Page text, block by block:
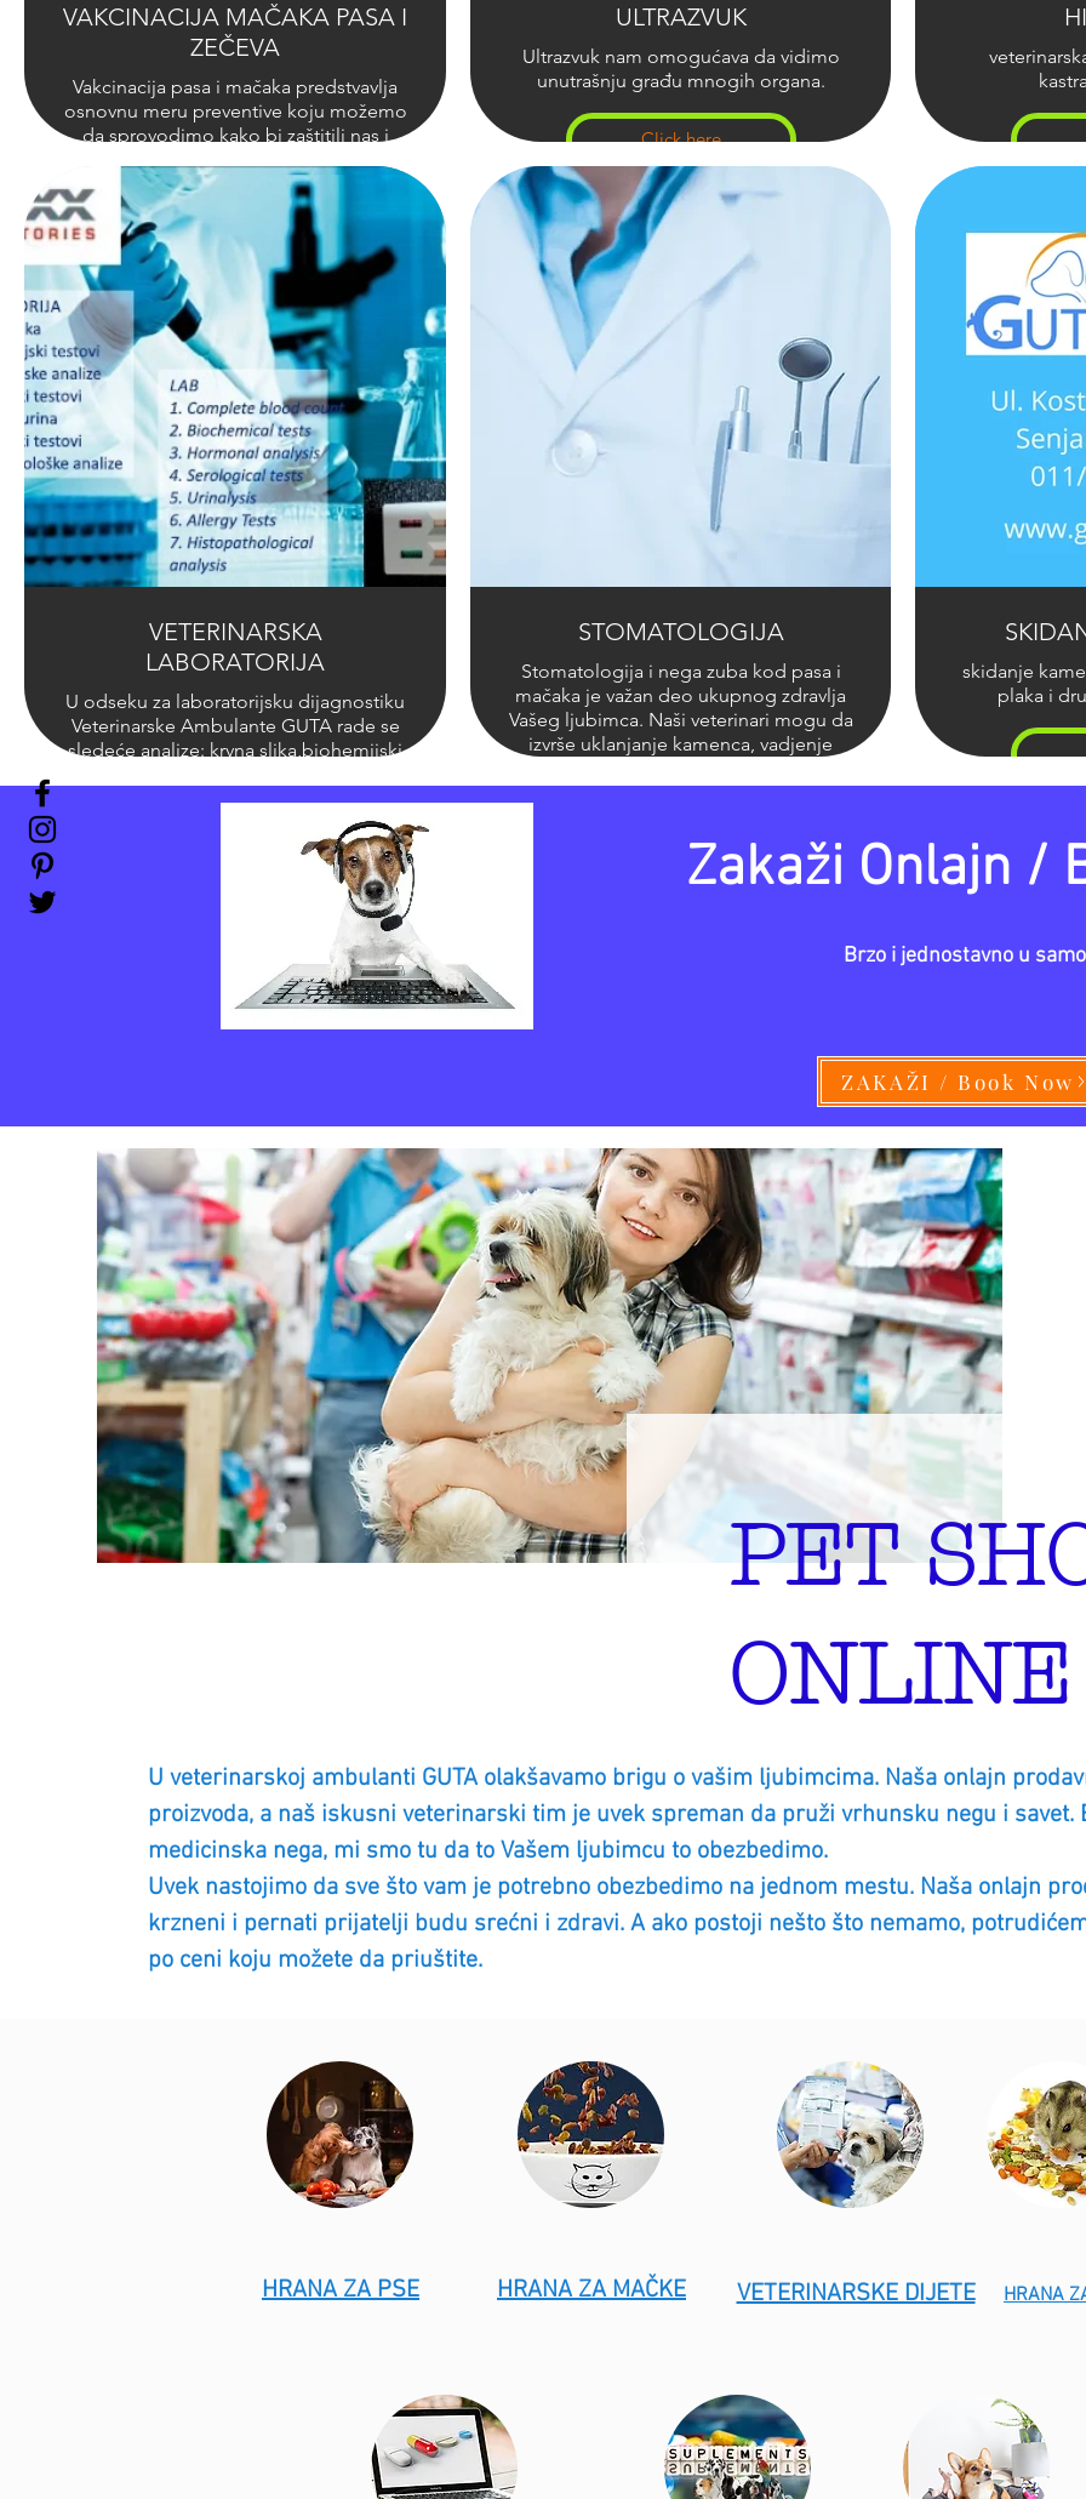
VAKCINACIJA MAČAKA PASA I
ZEČEVA
Vakcinacija pasa i mačaka predstvavlja
osnovnu meru preventive koju možemo
da sprovodimo kako bi zaštitili nas i
bolesti kojima smo svi izloženi. Na ovoj
stranici izneli smo protokol koji
sprovodimo u Veterinarskoj Ambulanti
GUTA, kratak opis bolesti i najčešće
postavljena pitanja koja dobijamo u
svakodnevnom radu i kontaktu sa
odgajivačima i vlasnicima.
Click here
ULTRAZVUK
Ultrazvuk nam omogućava da vidimo
unutrašnju građu mnogih organa.
Click here
VETERINARSKA
LABORATORIJA
U odseku za laboratorijsku dijagnostiku
Veterinarske Ambulante GUTA rade se
sledeće analize: krvna slika,biohemijski
protiv virusa besnila ( FVN test ),
štenećaka,mačije kuge, bruceloze,
herpes virusa i leptospiroze, hormonske
analize, analiza urina, serološki testovi i
citologija ( FNA- fine needle biopcy ),
vaginalni razmati, krvni razmazi preparati
iz otiska tkiva, citološki pregledi
punktata abdomena, grudne duplje,
cerebrospinalne tečnosti.
STOMATOLOGIJA
Stomatologija i nega zuba kod pasa i
mačaka je važan deo ukupnog zdravlja
Vašeg ljubimca. Naši veterinari mogu da
izvrše uklanjanje kamenca, vadjenje
kod pasa i mačaka kako bi pomogli da
Click here
skidanje
plaka i
Zakaži Onlajn /
Brzo i jednostavno u
ZAKAŽI / Book Now
PET
ONLINE
U veterinarskoj ambulanti GUTA olakšavamo brigu o vašim ljubimcima. Naša onlajn
proizvoda, a naš iskusni veterinarski tim je uvek spreman da pruži vrhunsku negu i
medicinska nega, mi smo tu da to Vašem ljubimcu to obezbedimo.
Uvek nastojimo da sve što vam je potrebno obezbedimo na jednom mestu. Naša onlajn
krzneni i pernati prijatelji budu srećni i zdravi. A ako postoji nešto što nemamo,
po ceni koju možete da priuštite.
HRANA ZA PSE HRANA ZA MAČKE VETERINARSKE DIJETE HRANA